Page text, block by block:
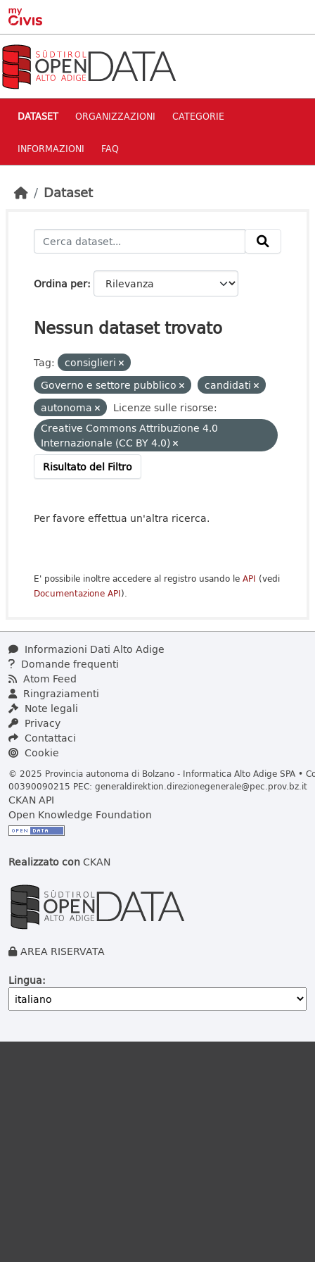
Skip to main content
DATASET ORGANIZZAZIONI CATEGORIE
INFORMAZIONI FAQ
Dataset
Ordina per
Nessun dataset trovato
Tag:
consiglieri
Governo e settore pubblico
candidati
autonoma
Licenze sulle risorse:
Creative Commons Attribuzione 4.0
Internazionale (CC BY 4.0)
Risultato del Filtro
Per favore effettua un'altra ricerca.
E' possibile inoltre accedere al registro usando le API (vedi
Documentazione API).
Informazioni Dati Alto Adige
Domande frequenti
Atom Feed
Ringraziamenti
Note legali
Privacy
Contattaci
Cookie
© 2025 Provincia autonoma di Bolzano - Informatica Alto Adige SPA •
00390090215 PEC: generaldirektion.direzionegenerale@pec.prov.bz.it
CKAN API
Open Knowledge Foundation
Realizzato conCKAN
AREA RISERVATA
Lingua